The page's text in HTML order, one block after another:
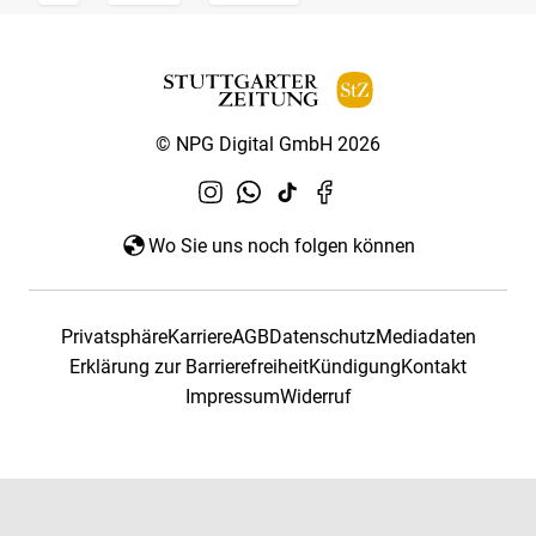
© NPG Digital GmbH 2026
Wo Sie uns noch folgen können
PrivatsphäreKarriereAGBDatenschutzMediadaten
Erklärung zur BarrierefreiheitKündigungKontakt
ImpressumWiderruf